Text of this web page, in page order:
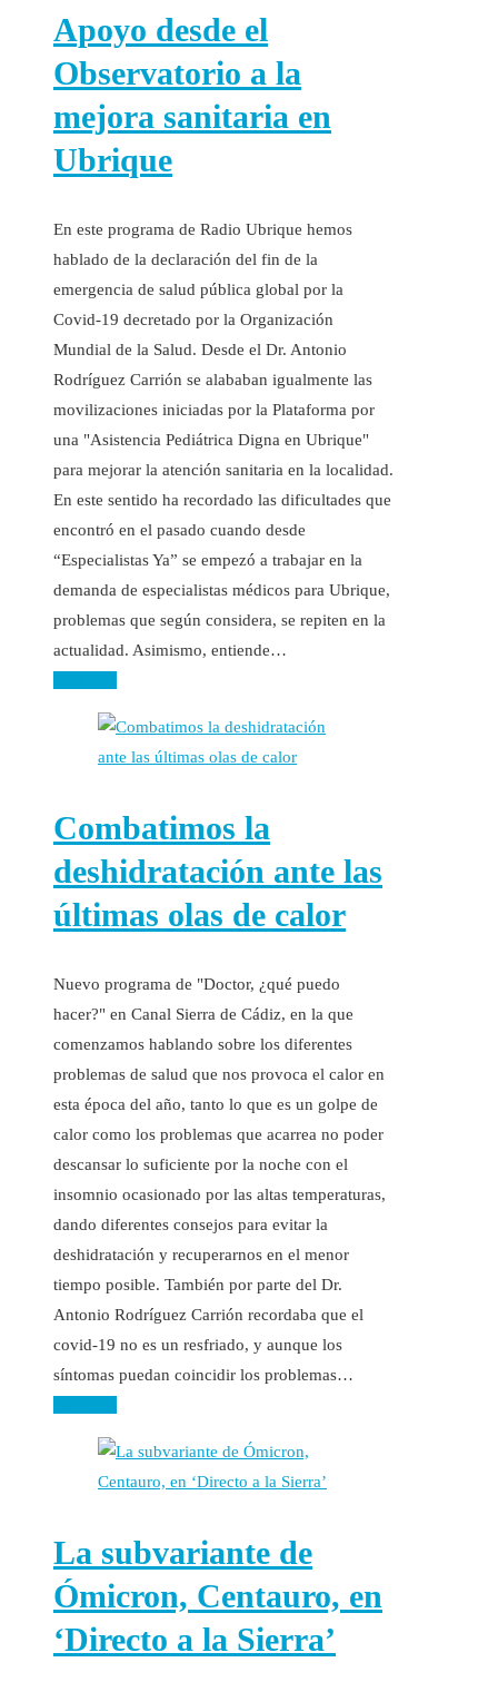
Apoyo desde el
Observatorio a la
mejora sanitaria en
Ubrique
En este programa de Radio Ubrique hemos
hablado de la declaración del fin de la
emergencia de salud pública global por la
Covid-19 decretado por la Organización
Mundial de la Salud. Desde el Dr. Antonio
Rodríguez Carrión se alababan igualmente las
movilizaciones iniciadas por la Plataforma por
una "Asistencia Pediátrica Digna en Ubrique"
para mejorar la atención sanitaria en la localidad.
En este sentido ha recordado las dificultades que
encontró en el pasado cuando desde
“Especialistas Ya” se empezó a trabajar en la
demanda de especialistas médicos para Ubrique,
problemas que según considera, se repiten en la
actualidad. Asimismo, entiende…
Combatimos la
deshidratación ante las
últimas olas de calor
Nuevo programa de "Doctor, ¿qué puedo
hacer?" en Canal Sierra de Cádiz, en la que
comenzamos hablando sobre los diferentes
problemas de salud que nos provoca el calor en
esta época del año, tanto lo que es un golpe de
calor como los problemas que acarrea no poder
descansar lo suficiente por la noche con el
insomnio ocasionado por las altas temperaturas,
dando diferentes consejos para evitar la
deshidratación y recuperarnos en el menor
tiempo posible. También por parte del Dr.
Antonio Rodríguez Carrión recordaba que el
covid-19 no es un resfriado, y aunque los
síntomas puedan coincidir los problemas…
La subvariante de
Ómicron, Centauro, en
‘Directo a la Sierra’